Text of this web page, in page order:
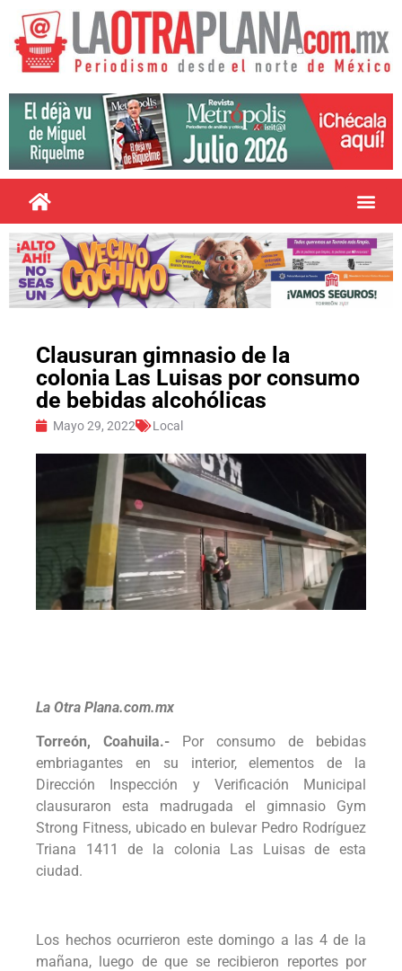
Clausuran gimnasio de la
colonia Las Luisas por consumo
de bebidas alcohólicas
Mayo 29, 2022 Local
La Otra Plana.com.mx
Torreón, Coahuila.- Por consumo de bebidas
embriagantes en su interior, elementos de la
Dirección Inspección y Verificación Municipal
clausuraron esta madrugada el gimnasio Gym
Strong Fitness, ubicado en bulevar Pedro Rodríguez
Triana 1411 de la colonia Las Luisas de esta
ciudad.
Los hechos ocurrieron este domingo a las 4 de la
mañana, luego de que se recibieron reportes por